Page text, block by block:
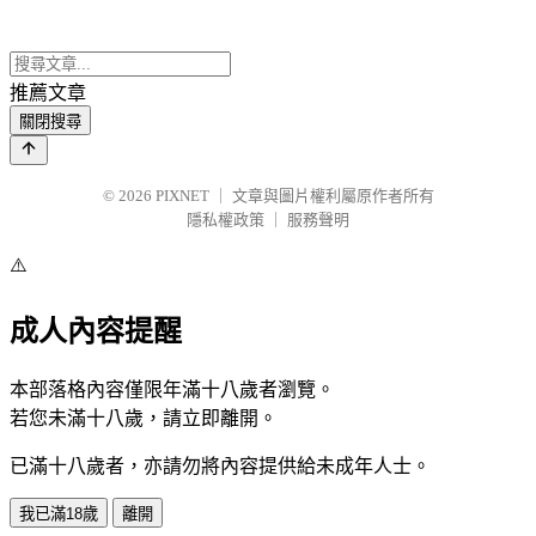
推薦文章
關閉搜尋
© 2026 PIXNET
文章與圖片權利屬原作者所有
隱私權政策
服務聲明
⚠️
成人內容提醒
本部落格內容僅限年滿十八歲者瀏覽。
若您未滿十八歲，請立即離開。
已滿十八歲者，亦請勿將內容提供給未成年人士。
我已滿18歲 離開